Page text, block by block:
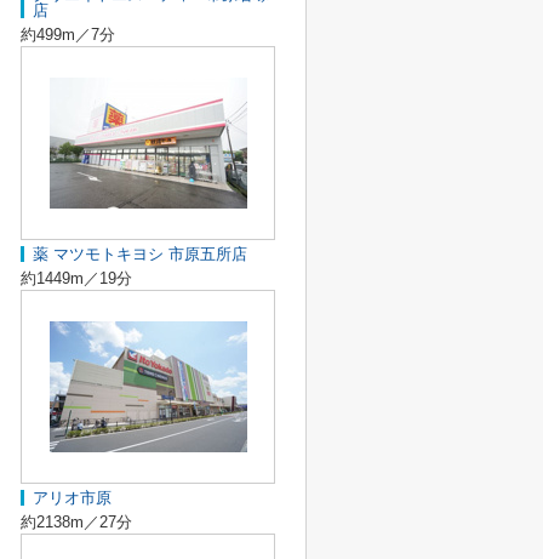
店
約499m／7分
薬 マツモトキヨシ 市原五所店
約1449m／19分
アリオ市原
約2138m／27分